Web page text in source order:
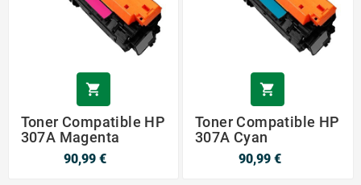

Toner Compatible HP
307A Magenta
90,99 €

Toner Compatible HP
307A Cyan
90,99 €